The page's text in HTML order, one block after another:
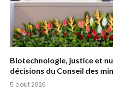
Biotechnologie, justice et
décisions du Conseil des
5 août 2026